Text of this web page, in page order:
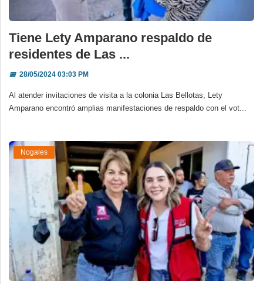
Tiene Lety Amparano respaldo de
residentes de Las ...
📅28/05/2024 03:03 PM
Al atender invitaciones de visita a la colonia Las Bellotas, Lety
Amparano encontró amplias manifestaciones de respaldo con el vot...
Nogales